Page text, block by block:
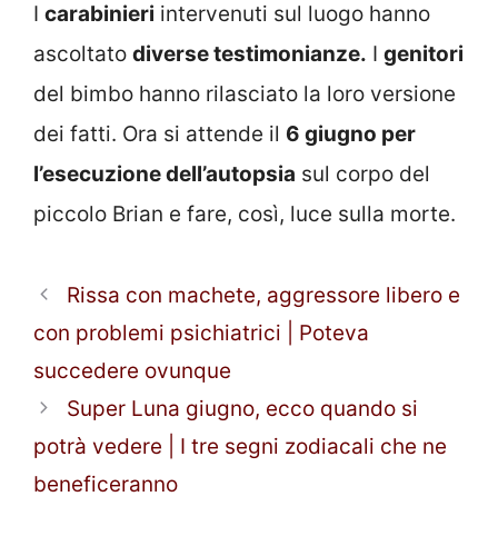
I carabinieri intervenuti sul luogo hanno
ascoltato diverse testimonianze. I genitori
del bimbo hanno rilasciato la loro versione
dei fatti. Ora si attende il 6 giugno per
l’esecuzione dell’autopsia sul corpo del
piccolo Brian e fare, così, luce sulla morte.
Rissa con machete, aggressore libero e
con problemi psichiatrici | Poteva
succedere ovunque
Super Luna giugno, ecco quando si
potrà vedere | I tre segni zodiacali che ne
beneficeranno